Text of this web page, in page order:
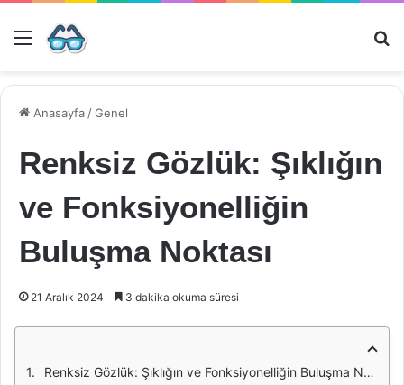
Menü
Anasayfa /Genel
Renksiz Gözlük: Şıklığın
ve Fonksiyonelliğin
Buluşma Noktası
21 Aralık 2024 3 dakika okuma süresi
Renksiz Gözlük: Şıklığın ve Fonksiyonelliğin Buluşma Noktası